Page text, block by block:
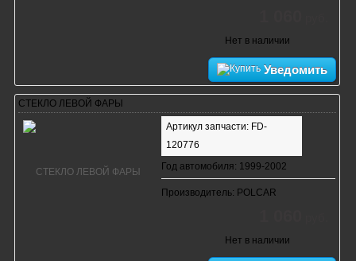
Нет в наличии
Уведомить
СТЕКЛО ЛЕВОЙ ФАРЫ
Артикул запчасти: FD-
120776
Год автомобиля: 1999-2002
Производитель: POLCAR
Нет в наличии